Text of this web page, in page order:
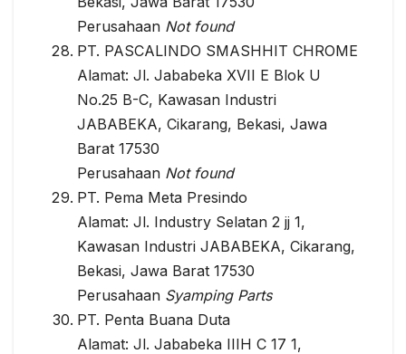
Perusahaan Not found
PT. PASCALINDO SMASHHIT CHROME
Alamat: Jl. Jababeka XVII E Blok U
No.25 B-C, Kawasan Industri
JABABEKA, Cikarang, Bekasi, Jawa
Barat 17530
Perusahaan Not found
PT. Pema Meta Presindo
Alamat: Jl. Industry Selatan 2 jj 1,
Kawasan Industri JABABEKA, Cikarang,
Bekasi, Jawa Barat 17530
Perusahaan Syamping Parts
PT. Penta Buana Duta
Alamat: Jl. Jababeka IIIH C 17 1,